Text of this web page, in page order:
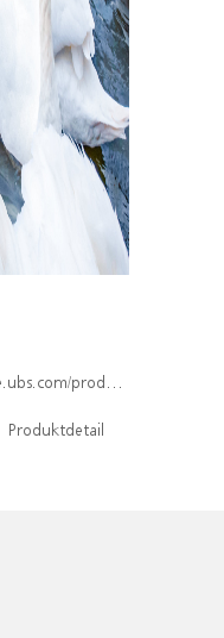
index/isin/DE000WA7RU31
Produktdetail